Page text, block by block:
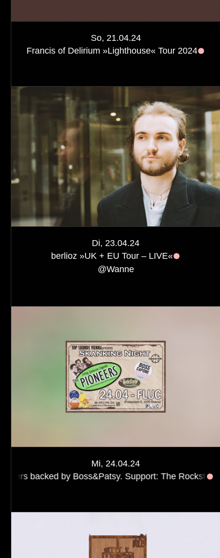
So, 21.04.24
Francis of Delirium »Lighthouse« Tour 2024
Di, 23.04.24
berlioz »UK + EU Tour – LIVE«
@Wanne
Mi, 24.04.24
Boss&Patsy. Support: The Rocksteady Conspiracy